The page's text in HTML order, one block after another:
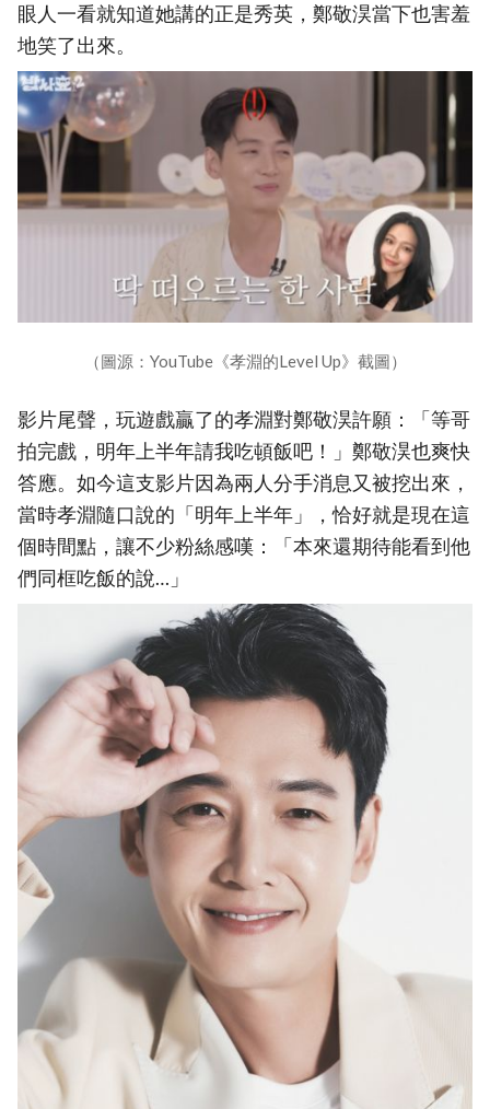
眼人一看就知道她講的正是秀英，鄭敬淏當下也害羞
地笑了出來。
（圖源：YouTube《孝淵的Level Up》截圖）
影片尾聲，玩遊戲贏了的孝淵對鄭敬淏許願：「等哥
拍完戲，明年上半年請我吃頓飯吧！」鄭敬淏也爽快
答應。如今這支影片因為兩人分手消息又被挖出來，
當時孝淵隨口說的「明年上半年」，恰好就是現在這
個時間點，讓不少粉絲感嘆：「本來還期待能看到他
們同框吃飯的說…」